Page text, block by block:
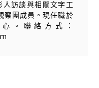
訪談與相關文字工
察團成員。現任職於
。聯絡方式：